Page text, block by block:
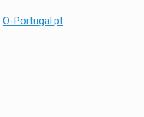
O-Portugal.pt